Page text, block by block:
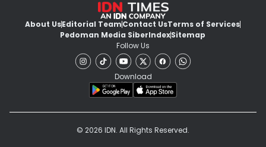
About UsEditorial TeamContact UsTerms of Services
Pedoman Media SiberIndexSitemap
Follow Us
Download
© 2026 IDN. All Rights Reserved.